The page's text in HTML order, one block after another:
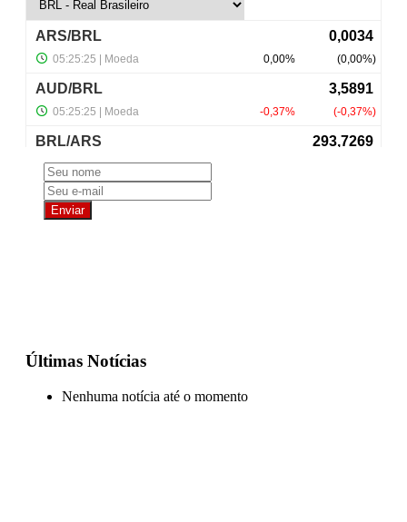
NewsLetter
Últimas Notícias
Nenhuma notícia até o momento